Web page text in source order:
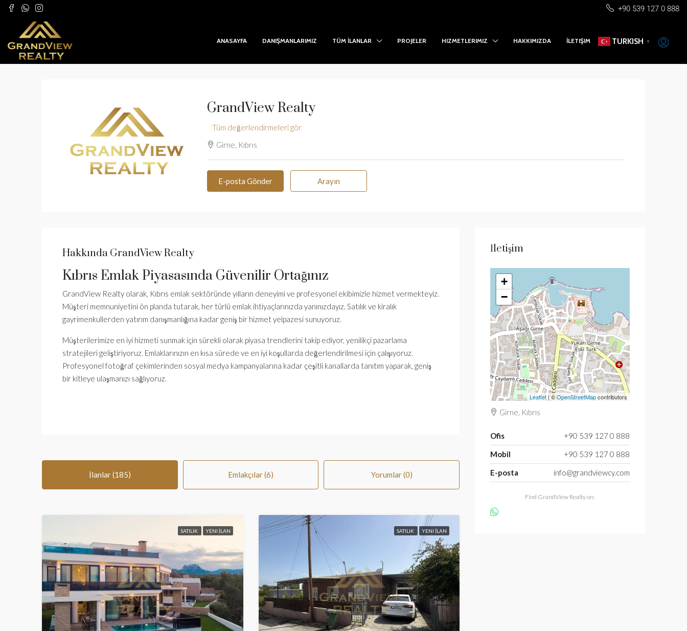
+90 539 127 0 888
ANASAYFA DANIŞMANLARIMIZ TÜM İLANLAR PROJELER HIZMETLERIMIZ HAKKIMIZDA İLETIŞIM TURKISH ▼
GrandView Realty
Tüm değerlendirmeleri gör
Girne, Kıbrıs
E-posta Gönder Arayın
Hakkında GrandView Realty
Kıbrıs Emlak Piyasasında Güvenilir Ortağınız
GrandView Realty olarak, Kıbrıs emlak sektöründe yılların deneyimi ve profesyonel ekibimizle hizmet vermekteyiz.
Müşteri memnuniyetini ön planda tutarak, her türlü emlak ihtiyaçlarınızda yanınızdayız. Satılık ve kiralık
gayrimenkullerden yatırım danışmanlığına kadar geniş bir hizmet yelpazesi sunuyoruz.
Müşterilerimize en iyi hizmeti sunmak için sürekli olarak piyasa trendlerini takip ediyor, yenilikçi pazarlama
stratejileri geliştiriyoruz. Emlaklarınızın en kısa sürede ve en iyi koşullarda değerlendirilmesi için çalışıyoruz.
Profesyonel fotoğraf çekimlerinden sosyal medya kampanyalarına kadar çeşitli kanallarda tanıtım yaparak, geniş
bir kitleye ulaşmanızı sağlıyoruz.
İlanlar (185) Emlakçılar (6) Yorumlar (0)
SATILIK YENI İLAN SATILIK YENI İLAN
İletişim
+
−
Leaflet | ©OpenStreetMapcontributors
Girne, Kıbrıs
Ofis
+90 539 127 0 888
Mobil
+90 539 127 0 888
E-posta
info@grandviewcy.com
Find GrandView Realty on: